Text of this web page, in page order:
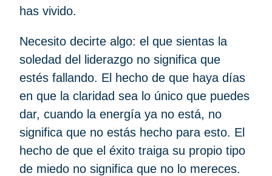
has vivido.
Necesito decirte algo: el que sientas la
soledad del liderazgo no significa que
estés fallando. El hecho de que haya días
en que la claridad sea lo único que puedes
dar, cuando la energía ya no está, no
significa que no estás hecho para esto. El
hecho de que el éxito traiga su propio tipo
de miedo no significa que no lo mereces.